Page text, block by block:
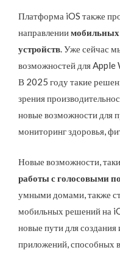
Платформа iOS также
направлении
устройств. Уже сейчас
возможностей для Apple
В 2025 году такие
зрения
новые возможности для
мониторинг здоровья,
Новые возможности,
работы с голосовыми
умными домами, также
мобильных решений на
новые пути для
приложений, способных